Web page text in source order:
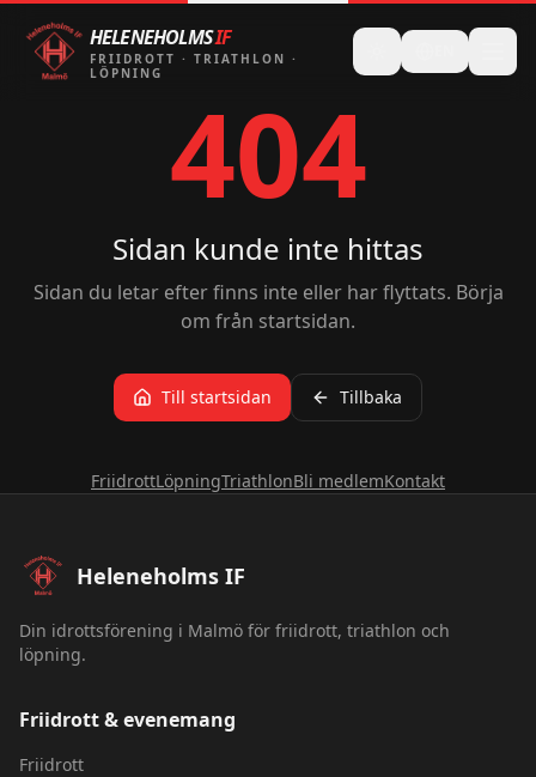
HELENEHOLMSIF
FRIIDROTT · TRIATHLON ·
LÖPNING
404
Sidan kunde inte hittas
Sidan du letar efter finns inte eller har flyttats. Börja
om från startsidan.
Till startsidan Tillbaka
FriidrottLöpningTriathlonBli medlemKontakt
Sidfot – Heleneholms IF
Heleneholms IF
Din idrottsförening i Malmö för friidrott, triathlon och
löpning.
Friidrott & evenemang
Friidrott